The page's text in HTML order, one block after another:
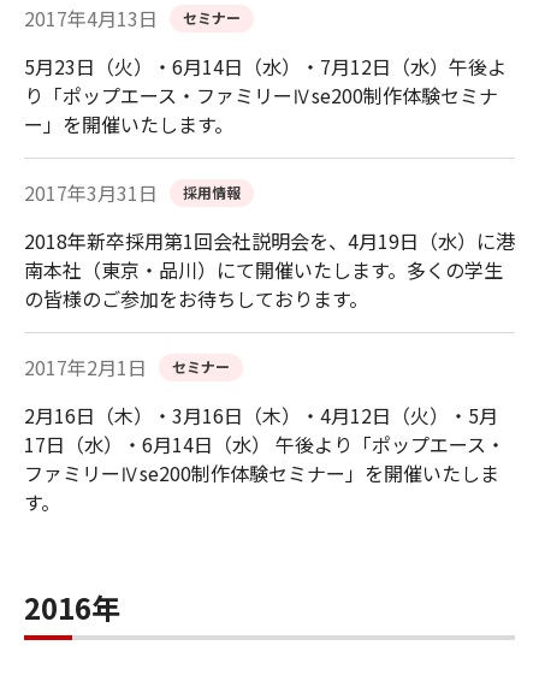
2017年4月13日 セミナー
5月23日（火）・6月14日（水）・7月12日（水）午後よ
り「ポップエース・ファミリーⅣse200制作体験セミナ
ー」を開催いたします。
2017年3月31日 採用情報
2018年新卒採用第1回会社説明会を、4月19日（水）に港
南本社（東京・品川）にて開催いたします。多くの学生
の皆様のご参加をお待ちしております。
2017年2月1日 セミナー
2月16日（木）・3月16日（木）・4月12日（火）・5月
17日（水）・6月14日（水） 午後より「ポップエース・
ファミリーⅣse200制作体験セミナー」を開催いたしま
す。
2016年